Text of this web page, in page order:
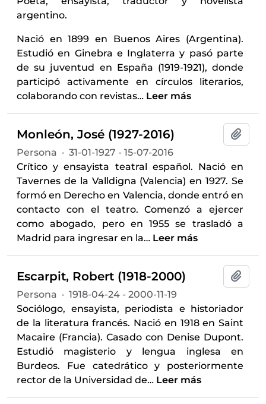
argentino.
Nació en 1899 en Buenos Aires (Argentina).
Estudió en Ginebra e Inglaterra y pasó parte
de su juventud en España (1919-1921), donde
participó activamente en círculos literarios,
colaborando con revistas… Leer más
Monleón, José (1927-2016)
Persona · 31-01-1927 - 15-07-2016
Crítico y ensayista teatral español. Nació en
Tavernes de la Valldigna (Valencia) en 1927. Se
formó en Derecho en Valencia, donde entró en
contacto con el teatro. Comenzó a ejercer
como abogado, pero en 1955 se trasladó a
Madrid para ingresar en la… Leer más
Escarpit, Robert (1918-2000)
Persona · 1918-04-24 - 2000-11-19
Sociólogo, ensayista, periodista e historiador
de la literatura francés. Nació en 1918 en Saint
Macaire (Francia). Casado con Denise Dupont.
Estudió magisterio y lengua inglesa en
Burdeos. Fue catedrático y posteriormente
rector de la Universidad de… Leer más